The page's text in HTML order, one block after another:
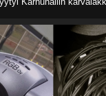
Karhuhallin